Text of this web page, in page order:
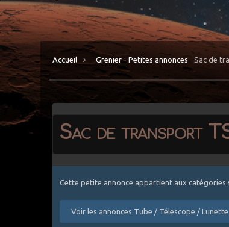
Accueil Grenier - Petites annonces Sac de
Sac de transport
Cette petite annonce appartient aux
Voir les annonces Tube / Télescope / Lunette